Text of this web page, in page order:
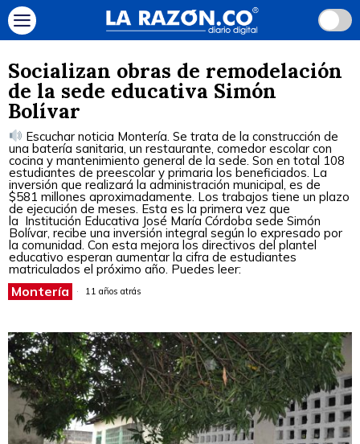
Socializan obras de remodelación
de la sede educativa Simón
Bolívar
Escuchar noticia Montería. Se trata de la construcción de
una batería sanitaria, un restaurante, comedor escolar con
cocina y mantenimiento general de la sede. Son en total 108
estudiantes de preescolar y primaria los beneficiados. La
inversión que realizará la administración municipal, es de
$581 millones aproximadamente. Los trabajos tiene un plazo
de ejecución de meses. Esta es la primera vez que
la Institución Educativa José María Córdoba sede Simón
Bolívar, recibe una inversión integral según lo expresado por
la comunidad. Con esta mejora los directivos del plantel
educativo esperan aumentar la cifra de estudiantes
matriculados el próximo año. Puedes leer:
Montería 11 años atrás